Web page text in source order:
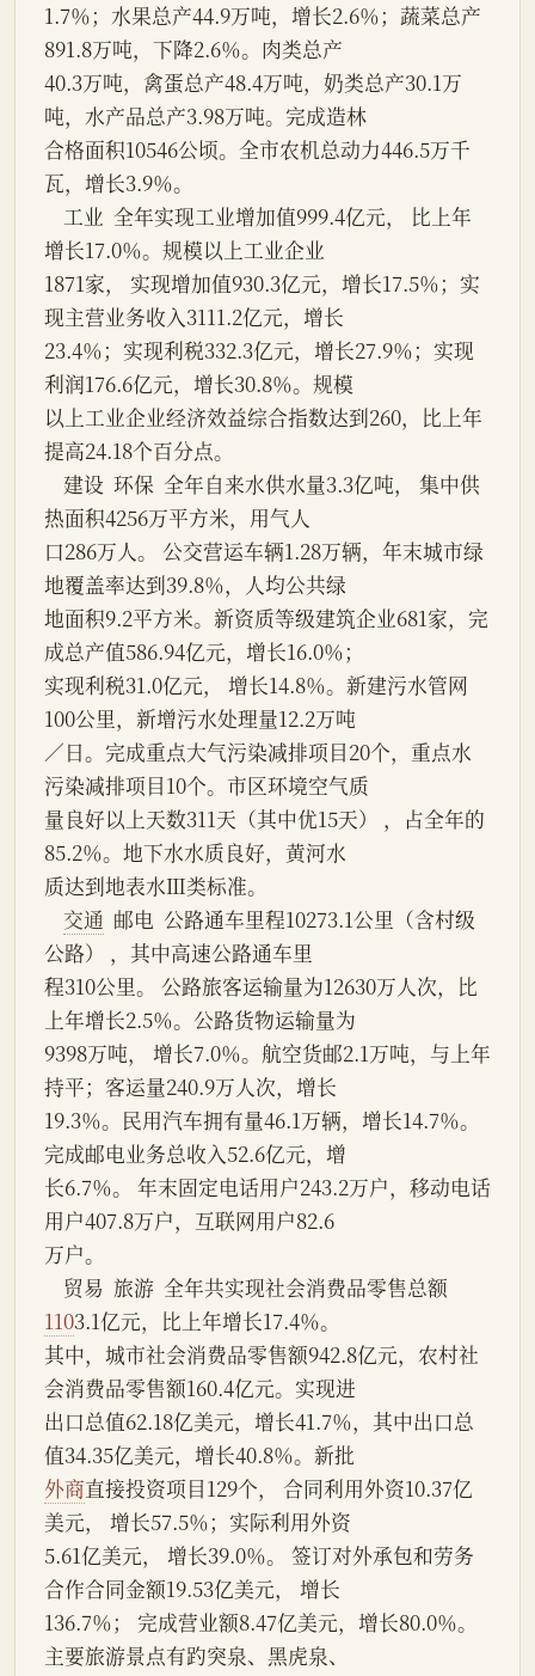
1.7％；水果总产44.9万吨，增长2.6％；蔬菜总产
891.8万吨，下降2.6％。肉类总产
40.3万吨，禽蛋总产48.4万吨，奶类总产30.1万
吨，水产品总产3.98万吨。完成造林
合格面积10546公顷。全市农机总动力446.5万千
瓦，增长3.9％。
增长17.0％。规模以上工业企业
1871家， 实现增加值930.3亿元，增长17.5％；实
现主营业务收入3111.2亿元，增长
23.4％；实现利税332.3亿元，增长27.9％；实现
利润176.6亿元，增长30.8％。规模
以上工业企业经济效益综合指数达到260，比上年
提高24.18个百分点。
热面积4256万平方米，用气人
口286万人。 公交营运车辆1.28万辆，年末城市绿
地覆盖率达到39.8％，人均公共绿
地面积9.2平方米。新资质等级建筑企业681家，完
成总产值586.94亿元，增长16.0％；
实现利税31.0亿元， 增长14.8％。新建污水管网
100公里，新增污水处理量12.2万吨
／日。完成重点大气污染减排项目20个，重点水
污染减排项目10个。市区环境空气质
量良好以上天数311天（其中优15天） ，占全年的
85.2％。地下水水质良好，黄河水
质达到地表水Ⅲ类标准。
交通
  邮电  公路通车里程10273.1公里（含村级
公路） ，其中高速公路通车里
程310公里。 公路旅客运输量为12630万人次，比
上年增长2.5％。公路货物运输量为
9398万吨， 增长7.0％。航空货邮2.1万吨，与上年
持平；客运量240.9万人次，增长
19.3％。民用汽车拥有量46.1万辆，增长14.7％。
完成邮电业务总收入52.6亿元，增
长6.7％。 年末固定电话用户243.2万户，移动电话
用户407.8万户，互联网用户82.6
万户。
    贸易  旅游  全年共实现社会消费品零售总额
1103.1亿元，比上年增长17.4％。
其中，城市社会消费品零售额942.8亿元，农村社
会消费品零售额160.4亿元。实现进
出口总值62.18亿美元，增长41.7％，其中出口总
值34.35亿美元，增长40.8％。新批
外商直接投资项目129个， 合同利用外资10.37亿
美元， 增长57.5％；实际利用外资
5.61亿美元， 增长39.0％。 签订对外承包和劳务
合作合同金额19.53亿美元， 增长
136.7％； 完成营业额8.47亿美元，增长80.0％。
主要旅游景点有趵突泉、黑虎泉、